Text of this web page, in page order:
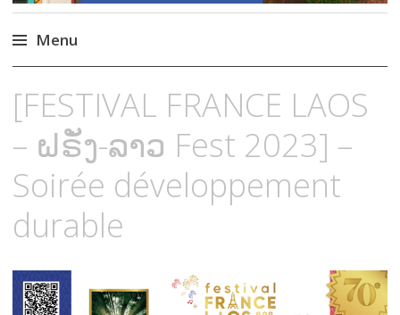
Menu
au
contenu
principal
[FESTIVAL FRANCE LAOS
– ຝຣັ່ງ-ລາວ Fest 2023] –
Soirée développement
durable